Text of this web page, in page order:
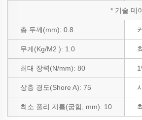
* 기술 데
총 두께(mm): 0.8
무게(Kg/M2 ): 1.0
최대 장력(N/mm): 80
상층 경도(Shore A): 75
최소 풀리 지름(굽힘, mm): 10